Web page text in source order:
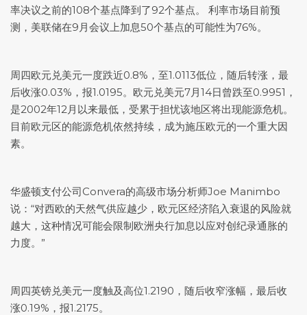
率决议之前的108个基点降到了92个基点。 利率市场目前预
测，美联储在9月会议上加息50个基点的可能性为76%。
周四欧元兑美元一度跌近0.8%，至1.0113低位，随后转涨，最
后收涨0.03%，报1.0195。 欧元兑美元7月14日曾跌至0.9951，
是2002年12月以来最低，受累于担忧该地区将出现能源危机。
目前欧元区的能源危机依然持续，成为施压欧元的一个重大因
素。
华盛顿支付公司Convera的高级市场分析师Joe Manimbo
说：“对西欧的天然气供应越少，欧元区经济陷入衰退的风险就
越大，这种情况可能会限制欧洲央行加息以应对创纪录通胀的
力度。”
周四英镑兑美元一度触及高位1.2190，随后收窄涨幅，最后收
涨0.19%，报1.2175。